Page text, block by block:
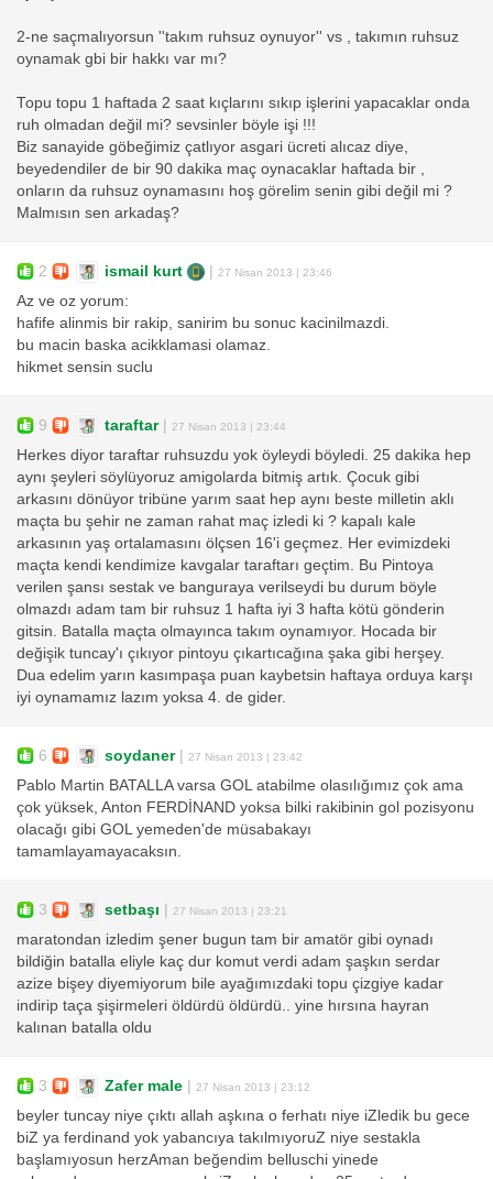
2-ne saçmalıyorsun ''takım ruhsuz oynuyor'' vs , takımın ruhsuz
oynamak gbi bir hakkı var mı?
Topu topu 1 haftada 2 saat kıçlarını sıkıp işlerini yapacaklar onda
ruh olmadan değil mi? sevsinler böyle işi !!!
Biz sanayide göbeğimiz çatlıyor asgari ücreti alıcaz diye,
beyedendiler de bir 90 dakika maç oynacaklar haftada bir ,
onların da ruhsuz oynamasını hoş görelim senin gibi değil mi ?
Malmısın sen arkadaş?
2 ismail kurt | 27 Nisan 2013 | 23:46
Az ve oz yorum:
hafife alinmis bir rakip, sanirim bu sonuc kacinilmazdi.
bu macin baska acikklamasi olamaz.
hikmet sensin suclu
9 taraftar| 27 Nisan 2013 | 23:44
Herkes diyor taraftar ruhsuzdu yok öyleydi böyledi. 25 dakika hep
aynı şeyleri söylüyoruz amigolarda bitmiş artık. Çocuk gibi
arkasını dönüyor tribüne yarım saat hep aynı beste milletin aklı
maçta bu şehir ne zaman rahat maç izledi ki ? kapalı kale
arkasının yaş ortalamasını ölçsen 16'i geçmez. Her evimizdeki
maçta kendi kendimize kavgalar taraftarı geçtim. Bu Pintoya
verilen şansı sestak ve banguraya verilseydi bu durum böyle
olmazdı adam tam bir ruhsuz 1 hafta iyi 3 hafta kötü gönderin
gitsin. Batalla maçta olmayınca takım oynamıyor. Hocada bir
değişik tuncay'ı çıkıyor pintoyu çıkartıcağına şaka gibi herşey.
Dua edelim yarın kasımpaşa puan kaybetsin haftaya orduya karşı
iyi oynamamız lazım yoksa 4. de gider.
6 soydaner| 27 Nisan 2013 | 23:42
Pablo Martin BATALLA varsa GOL atabilme olasılığımız çok ama
çok yüksek, Anton FERDİNAND yoksa bilki rakibinin gol pozisyonu
olacağı gibi GOL yemeden'de müsabakayı
tamamlayamayacaksın.
3 setbaşı | 27 Nisan 2013 | 23:21
maratondan izledim şener bugun tam bir amatör gibi oynadı
bildiğin batalla eliyle kaç dur komut verdi adam şaşkın serdar
azize bişey diyemiyorum bile ayağımızdaki topu çizgiye kadar
indirip taça şişirmeleri öldürdü öldürdü.. yine hırsına hayran
kalınan batalla oldu
3 Zafer male | 27 Nisan 2013 | 23:12
beyler tuncay niye çıktı allah aşkına o ferhatı niye iZledik bu gece
biZ ya ferdinand yok yabancıya takılmıyoruZ niye sestakla
başlamıyosun herzAman beğendim belluschi yinede